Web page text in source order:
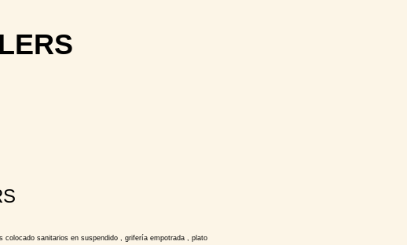
sanitarios en suspendido , grifería empotrada , plato